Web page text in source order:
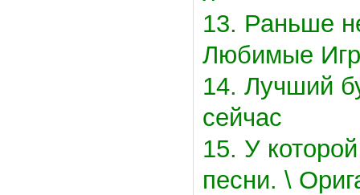
13. Раньше
Любимые
14. Лучший
сейчас
15. У
песни. \